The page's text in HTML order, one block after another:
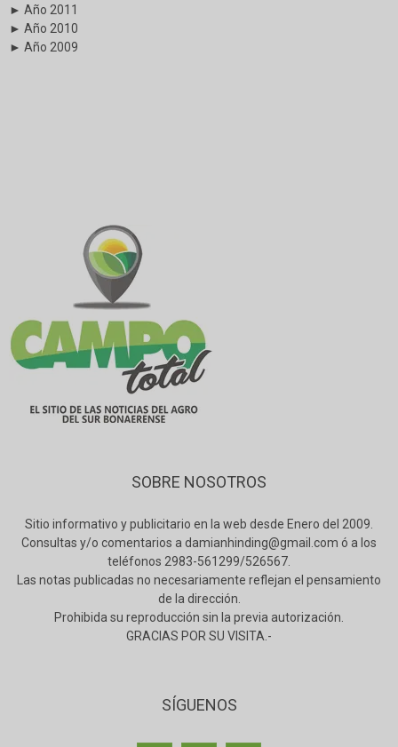
► Año 2011
► Año 2010
► Año 2009
SOBRE NOSOTROS
Sitio informativo y publicitario en la web desde Enero del 2009.
Consultas y/o comentarios a damianhinding@gmail.com ó a los
teléfonos 2983-561299/526567.
Las notas publicadas no necesariamente reflejan el pensamiento
de la dirección.
Prohibida su reproducción sin la previa autorización.
GRACIAS POR SU VISITA.-
SÍGUENOS